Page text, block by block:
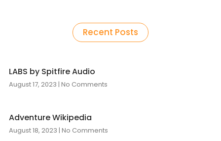
Recent Posts
LABS by Spitfire Audio
August 17, 2023 No Comments
Adventure Wikipedia
August 18, 2023 No Comments